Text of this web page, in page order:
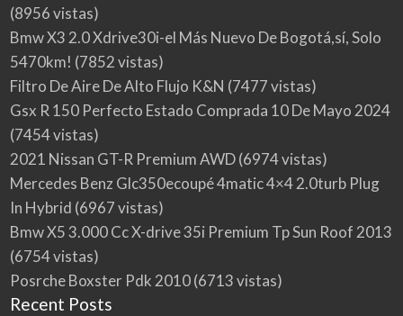
(8956 vistas)
Bmw X3 2.0 Xdrive30i-el Más Nuevo De Bogotá,sí, Solo
5470km! (7852 vistas)
Filtro De Aire De Alto Flujo K&N (7477 vistas)
Gsx R 150 Perfecto Estado Comprada 10 De Mayo 2024
(7454 vistas)
2021 Nissan GT-R Premium AWD(6974 vistas)
Mercedes Benz Glc350ecoupé 4matic 4×4 2.0turb Plug
In Hybrid (6967 vistas)
Bmw X5 3.000 Cc X-drive 35i Premium Tp Sun Roof 2013
(6754 vistas)
Posrche Boxster Pdk 2010(6713 vistas)
Recent Posts